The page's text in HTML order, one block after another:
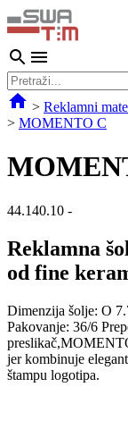
> Reklamni
> MOMENTO C
44.140.10 -
Reklamna
od fine
Dimenzija šolje: O
Pakovanje: 36/6
jer kombinuje
štampu logotipa.